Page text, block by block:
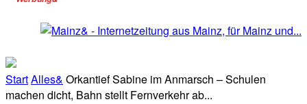
StartAlles& Orkantief Sabine im Anmarsch – Schulen
machen dicht, Bahn stellt Fernverkehr ab...